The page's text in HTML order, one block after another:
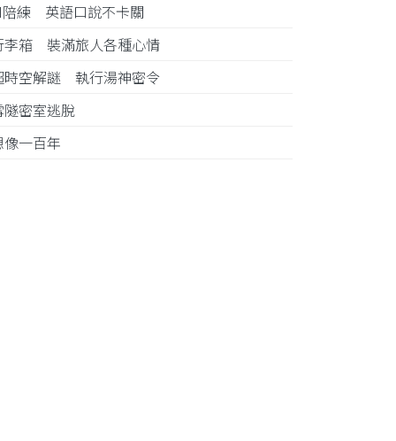
陪練 英語口說不卡關
李箱 裝滿旅人各種心情
時空解謎 執行湯神密令
隧密室逃脫
像一百年